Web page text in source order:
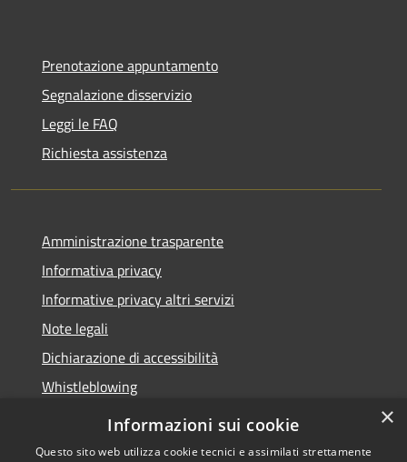
Prenotazione appuntamento
Segnalazione disservizio
Leggi le FAQ
Richiesta assistenza
Amministrazione trasparente
Informativa privacy
Informative privacy altri servizi
Note legali
Dichiarazione di accessibilità
Whistleblowing
×
Informazioni sui cookie
Questo sito web utilizza cookie tecnici e assimilati strettamente